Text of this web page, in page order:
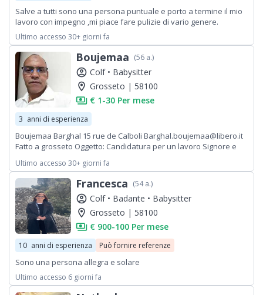
Salve a tutti sono una persona puntuale e porto a termine il mio
lavoro con impegno ,mi piace fare pulizie di vario genere.
Ultimo accesso 30+ giorni fa
Boujemaa (56 a.)
account_circle Colf • Babysitter
location_on Grosseto | 58100
payments € 1-30 Per mese
3 anni di esperienza
Boujemaa Barghal 15 rue de Calboli Barghal.boujemaa@libero.it
Fatto a grosseto Oggetto: Candidatura per un lavoro Signore e
lavoro ho molta esperienza oggi voglio dare un nuovo slancio
alla mia carriera integrando la vostra azienda sono
particolarmente interessato e dinamico e appassionato, Sono
motivato dalle nuove sfide e mi adeguo rapidamente anche alle
situazioni più delicate. Ho da
Ultimo accesso 30+ giorni fa
Francesca (54 a.)
account_circle Colf • Badante • Babysitter
location_on Grosseto | 58100
payments € 900-100 Per mese
10 anni di esperienza Può fornire referenze
Sono una persona allegra e solare
Ultimo accesso 6 giorni fa